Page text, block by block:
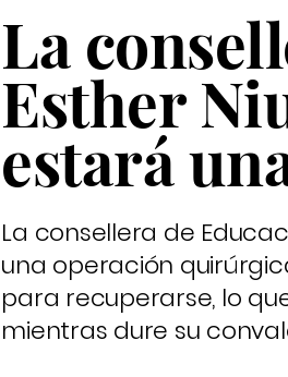
La
Esther
estará
La consellera de
una operación
para recuperarse, lo
mientras dure su